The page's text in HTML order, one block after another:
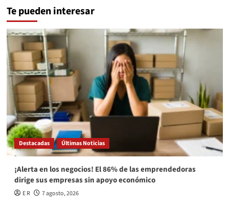
Te pueden interesar
Destacadas Últimas Noticias
¡Alerta en los negocios! El 86% de las emprendedoras
dirige sus empresas sin apoyo económico
E R 7 agosto, 2026